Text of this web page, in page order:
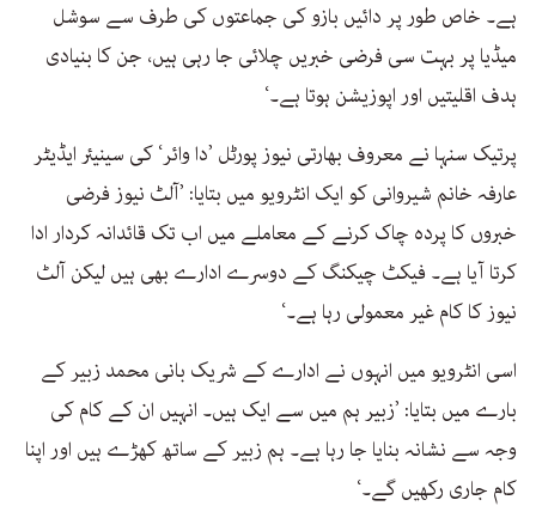
ہے۔ خاص طور پر دائیں بازو کی جماعتوں کی طرف سے سوشل
میڈیا پر بہت سی فرضی خبریں چلائی جا رہی ہیں، جن کا بنیادی
ہدف اقلیتیں اور اپوزیشن ہوتا ہے۔‘
پرتیک سنہا نے معروف بھارتی نیوز پورٹل ’دا وائر‘ کی سینیئر ایڈیٹر
عارفہ خانم شیروانی کو ایک انٹرویو میں بتایا: ’آلٹ نیوز فرضی
خبروں کا پردہ چاک کرنے کے معاملے میں اب تک قائدانہ کردار ادا
کرتا آیا ہے۔ فیکٹ چیکنگ کے دوسرے ادارے بھی ہیں لیکن آلٹ
نیوز کا کام غیر معمولی رہا ہے۔‘
اسی انٹرویو میں انہوں نے ادارے کے شریک بانی محمد زبیر کے
بارے میں بتایا: ’زبیر ہم میں سے ایک ہیں۔ انہیں ان کے کام کی
وجہ سے نشانہ بنایا جا رہا ہے۔ ہم زبیر کے ساتھ کھڑے ہیں اور اپنا
کام جاری رکھیں گے۔‘